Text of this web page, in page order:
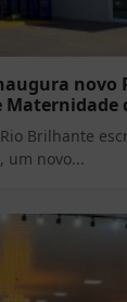
novo
Maternidade
Brilhante
um novo...